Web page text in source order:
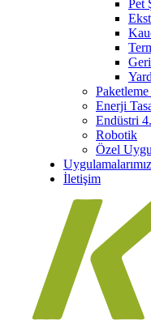
Pet
Enerji
Endüstri
Robotik
Özel
Uygulamalarımız
İletişim